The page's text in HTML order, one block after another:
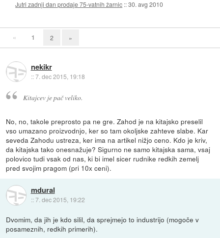
Jutri zadnji dan prodaje 75-vatnih žarnic ::30. avg 2010
« 1 2 »
nekikr
::7. dec 2015, 19:18
Kitajcev je pač veliko.
No, no, takole preprosto pa ne gre. Zahod je na kitajsko preselil
vso umazano proizvodnjo, ker so tam okoljske zahteve slabe. Kar
seveda Zahodu ustreza, ker ima na artikel nižjo ceno. Kdo je kriv,
da kitajska tako onesnažuje? Sigurno ne samo kitajska sama, vsaj
polovico tudi vsak od nas, ki bi imel sicer rudnike redkih zemelj
pred svojim pragom (pri 10x ceni).
mdural
::7. dec 2015, 19:22
Dvomim, da jih je kdo silil, da sprejmejo to industrijo (mogoče v
posameznih, redkih primerih).